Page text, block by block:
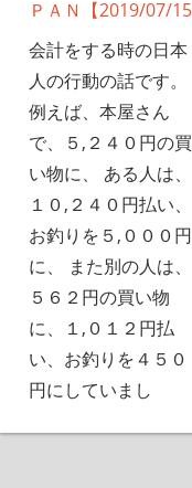
会計をする時の日本
人の行動の話です。
例えば、本屋さん
で、５,２４０円の買
い物に、 ある人は、
１０,２４０円払い、
お釣りを５,０００円
に、 また別の人は、
５６２円の買い物
に、１,０１２円払
い、お釣りを４５０
円にしていまし